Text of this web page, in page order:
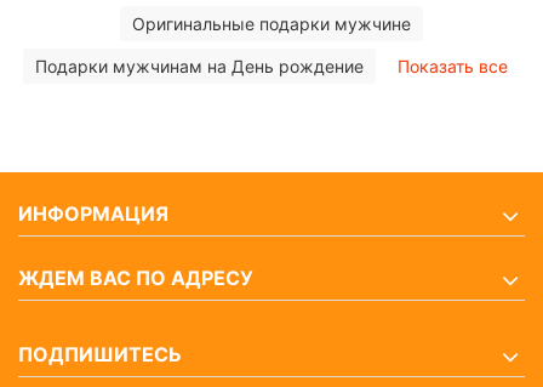
Оригинальные подарки мужчине
Подарки мужчинам на День рождение Показать все
ИНФОРМАЦИЯ
ЖДЕМ ВАС ПО АДРЕСУ
ПОДПИШИТЕСЬ